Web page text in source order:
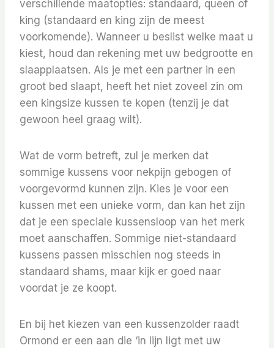
verschillende maatopties: standaard, queen of
king (standaard en king zijn de meest
voorkomende). Wanneer u beslist welke maat u
kiest, houd dan rekening met uw bedgrootte en
slaapplaatsen. Als je met een partner in een
groot bed slaapt, heeft het niet zoveel zin om
een ​​kingsize kussen te kopen (tenzij je dat
gewoon heel graag wilt).
Wat de vorm betreft, zul je merken dat
sommige kussens voor nekpijn gebogen of
voorgevormd kunnen zijn. Kies je voor een
kussen met een unieke vorm, dan kan het zijn
dat je een speciale kussensloop van het merk
moet aanschaffen. Sommige niet-standaard
kussens passen misschien nog steeds in
standaard shams, maar kijk er goed naar
voordat je ze koopt.
En bij het kiezen van een kussenzolder raadt
Ormond er een aan die ‘in lijn ligt met uw